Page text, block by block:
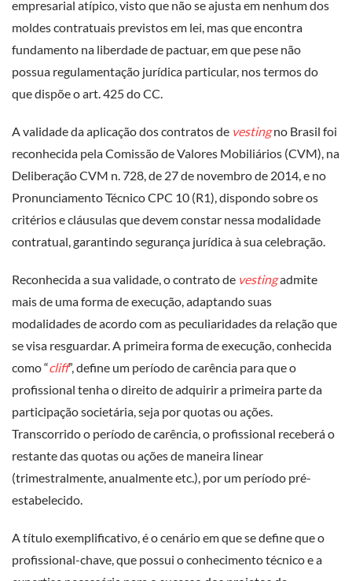
empresarial atípico, visto que não se ajusta em nenhum dos
moldes contratuais previstos em lei, mas que encontra
fundamento na liberdade de pactuar, em que pese não
possua regulamentação jurídica particular, nos termos do
que dispõe o art. 425 do CC.
A validade da aplicação dos contratos de vestingno Brasil foi
reconhecida pela Comissão de Valores Mobiliários (CVM), na
Deliberação CVM n. 728, de 27 de novembro de 2014, e no
Pronunciamento Técnico CPC 10 (R1), dispondo sobre os
critérios e cláusulas que devem constar nessa modalidade
contratual, garantindo segurança jurídica à sua celebração.
Reconhecida a sua validade, o contrato de vestingadmite
mais de uma forma de execução, adaptando suas
modalidades de acordo com as peculiaridades da relação que
se visa resguardar. A primeira forma de execução, conhecida
como “cliff”, define um período de carência para que o
profissional tenha o direito de adquirir a primeira parte da
participação societária, seja por quotas ou ações.
Transcorrido o período de carência, o profissional receberá o
restante das quotas ou ações de maneira linear
(trimestralmente, anualmente etc.), por um período pré-
estabelecido.
A título exemplificativo, é o cenário em que se define que o
profissional-chave, que possui o conhecimento técnico e a